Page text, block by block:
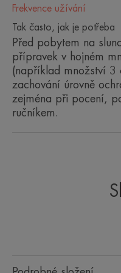
NĚKOLIK
Sluneční
fotostabilní filtry proti
Frekvence užívání
Tak často, jak je potřeba
Před pobytem na
přípravek v hojném
(například množství 3
zachování úrovně
zejména při pocení,
ručníkem.